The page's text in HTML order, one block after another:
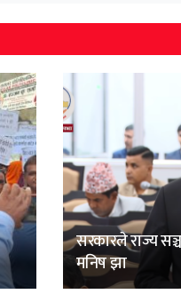
सरकारले राज्य
मनिष झा